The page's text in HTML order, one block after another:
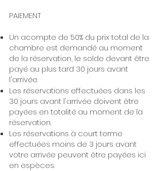
PAIEMENT
Un acompte de 50% du prix total de la
chambre est demandé au moment
de la réservation, le solde devant être
payé au plus tard 30 jours avant
l'arrivée.
Les réservations effectuées dans les
30 jours avant l'arrivée doivent être
payées en totalité au moment de la
réservation.
Les réservations à court terme
effectuées moins de 3 jours avant
votre arrivée peuvent être payées ici
en espèces.